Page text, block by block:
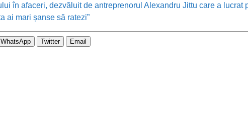
în afaceri, dezvăluit de antreprenorul Alexandru Jittu care a lucrat
ai mari șanse să ratezi”
WhatsApp Twitter Email